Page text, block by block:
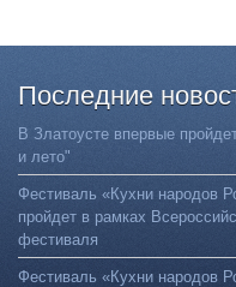
Последние
В Златоусте впервые
и лето"
Фестиваль «Кухни народов
пройдет в рамках
фестиваля
Фестиваль «Кухни народов